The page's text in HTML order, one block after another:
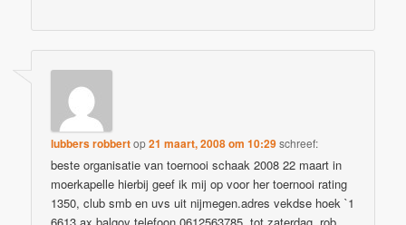
lubbers robbertop21 maart, 2008 om 10:29schreef:
beste organisatie van toernooi schaak 2008 22 maart in
moerkapelle hierbij geef ik mij op voor her toernooi rating
1350, club smb en uvs uit nijmegen.adres vekdse hoek `1